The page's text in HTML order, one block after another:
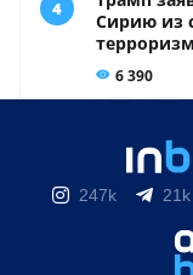
247k 21k